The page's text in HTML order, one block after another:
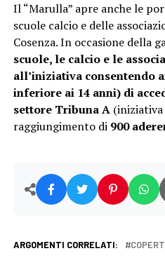
Il “Marulla” apre anche le
scuole calcio e delle
Cosenza. In occasione della
scuole, le calcio e le
all’iniziativa consentendo
inferiore ai 14 anni) di
settore Tribuna A(iniziativa
raggiungimento di 900
ARGOMENTI CORRELATI: